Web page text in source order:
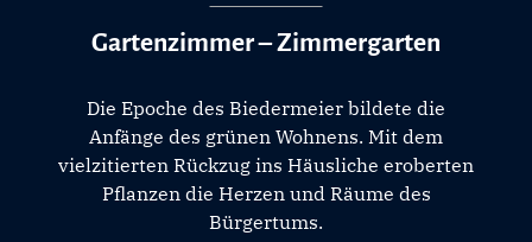
Gartenzimmer – Zimmergarten
Die Epoche des Biedermeier bildete die
Anfänge des grünen Wohnens. Mit dem
vielzitierten Rückzug ins Häusliche eroberten
Pflanzen die Herzen und Räume des
Bürgertums.